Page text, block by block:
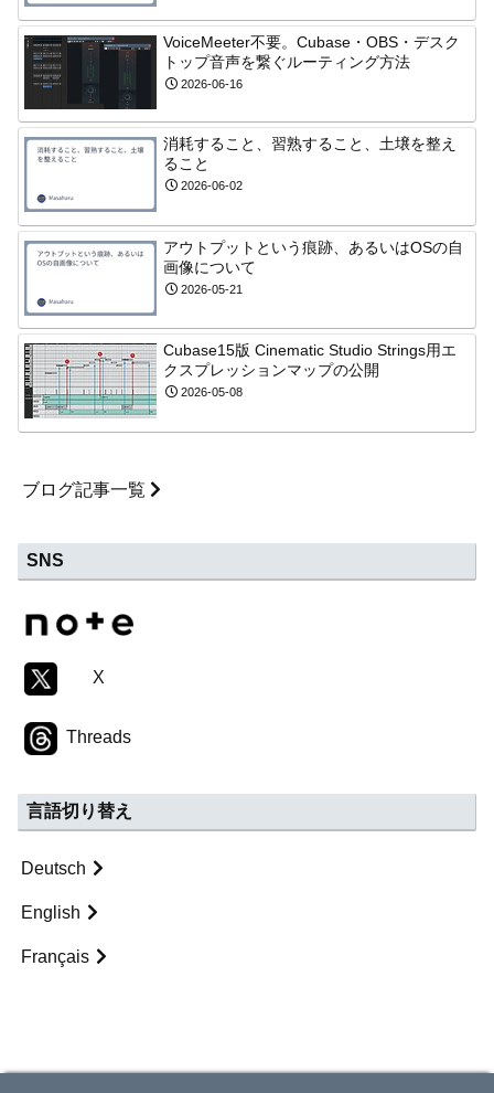
VoiceMeeter不要。Cubase・OBS・デスク
トップ音声を繋ぐルーティング方法
2026-06-16
消耗すること、習熟すること、土壌を整え
ること
2026-06-02
アウトプットという痕跡、あるいはOSの自
画像について
2026-05-21
Cubase15版 Cinematic Studio Strings用エ
クスプレッションマップの公開
2026-05-08
ブログ記事一覧
SNS
X
Threads
言語切り替え
Deutsch
English
Français